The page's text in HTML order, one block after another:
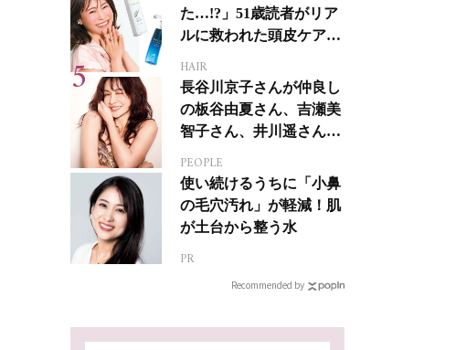
た…!?」51歳読者がリア
ルに救われた頭皮ケア3
HAIR
長谷川京子さんが仲良し
の板谷由夏さん、吉瀬美
智子さん、井川遥さんと
PEOPLE
使い続けるうちに「小鼻
の毛穴汚れ」が軽減！肌
が土台から整う水
PR
Recommended by